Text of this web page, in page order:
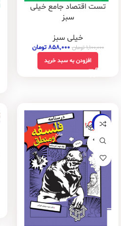
تست اقتصاد جامع خیلی
سبز
خیلی سبز
۱,۱۰۰,۰۰۰تومان ۸۵۸,۰۰۰ تومان
افزودن به سبد خرید
-20%
فروخته